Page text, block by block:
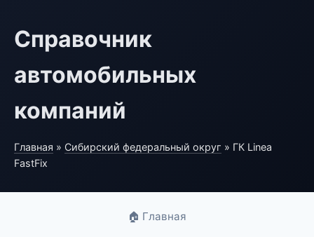
Справочник
автомобильных
компаний
Главная » Сибирский федеральный округ » ГК Linea
FastFix
🏠 Главная